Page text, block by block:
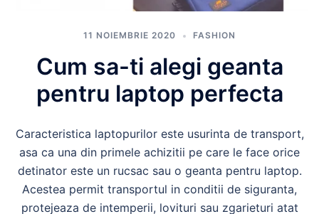
11 NOIEMBRIE 2020 FASHION
Cum sa-ti alegi geanta
pentru laptop perfecta
Caracteristica laptopurilor este usurinta de transport,
asa ca una din primele achizitii pe care le face orice
detinator este un rucsac sau o geanta pentru laptop.
Acestea permit transportul in conditii de siguranta,
protejeaza de intemperii, lovituri sau zgarieturi atat